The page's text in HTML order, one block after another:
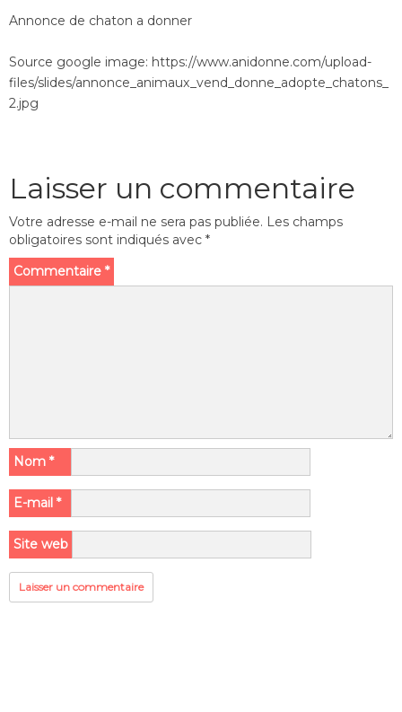
Annonce de chaton a donner
Source google image: https://www.anidonne.com/upload-
files/slides/annonce_animaux_vend_donne_adopte_chatons_
2.jpg
Laisser un commentaire
Votre adresse e-mail ne sera pas publiée. Les champs
obligatoires sont indiqués avec *
Commentaire *
Nom *
E-mail *
Site web